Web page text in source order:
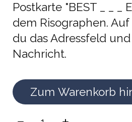
Postkarte "BEST _ _ _
dem Risographen.
du das Adressfeld
Nachricht.
Zum Warenkorb
Menge: